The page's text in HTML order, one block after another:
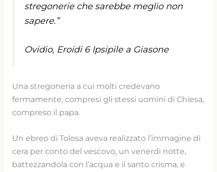
stregonerie che sarebbe meglio non
sapere.”
Ovidio, Eroidi 6 Ipsipile a Giasone
Una stregoneria a cui molti credevano
fermamente, compresi gli stessi uomini di Chiesa,
compreso il papa.
Un ebreo di Tolosa aveva realizzato l’immagine di
cera per conto del vescovo, un venerdì notte,
battezzandola con l’acqua e il santo crisma, e